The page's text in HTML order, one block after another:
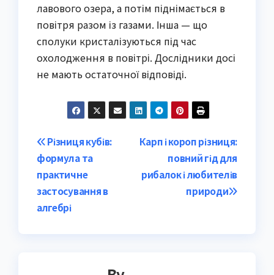
лавового озера, а потім піднімається в
повітря разом із газами. Інша — що
сполуки кристалізуються під час
охолодження в повітрі. Дослідники досі
не мають остаточної відповіді.
Post
navigation
Карп і короп різниця:
повний гід для
рибалок і любителів
природи
Різниця кубів:
формула та
практичне
застосування в
алгебрі